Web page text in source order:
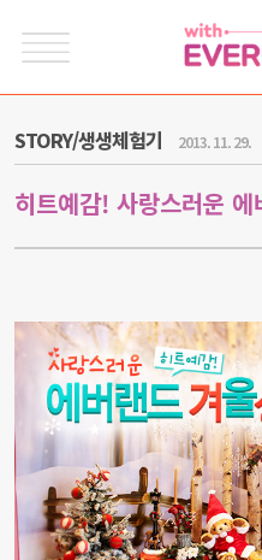
STORY/생생체험기 2013. 11. 29.
히트예감! 사랑스러운